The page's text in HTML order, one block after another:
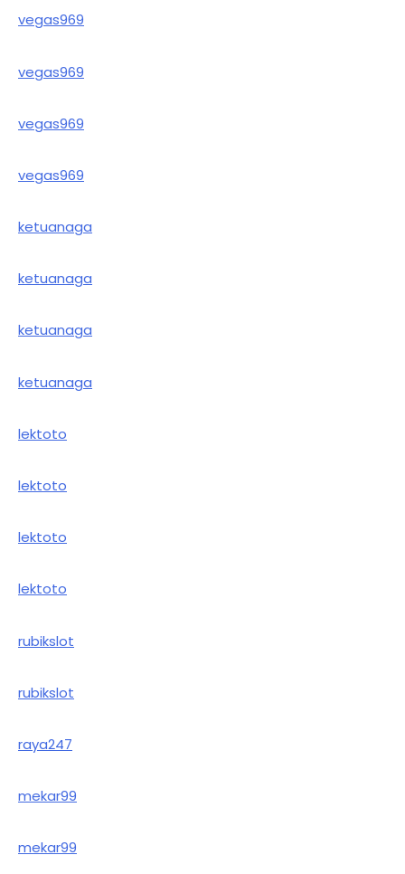
vegas969
vegas969
vegas969
vegas969
ketuanaga
ketuanaga
ketuanaga
ketuanaga
lektoto
lektoto
lektoto
lektoto
rubikslot
rubikslot
raya247
mekar99
mekar99